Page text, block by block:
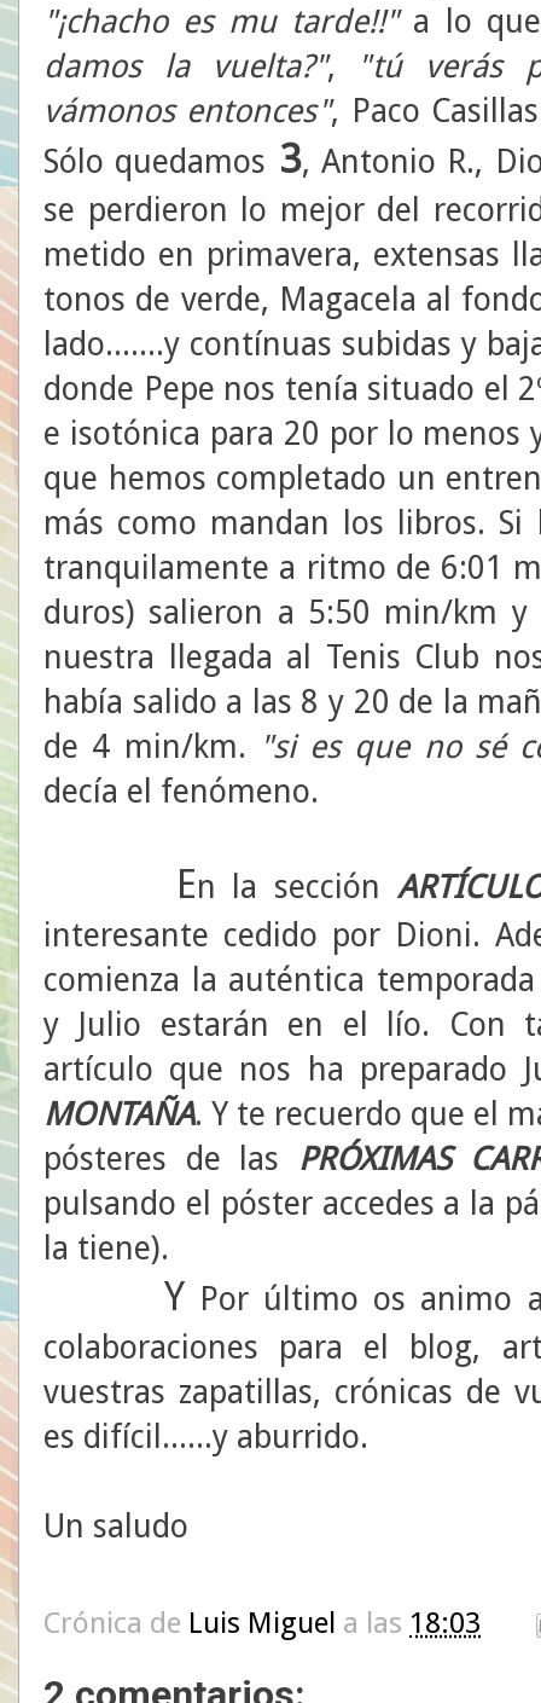
"¡chacho es mu tarde!!"a lo que
damos la
vuelta?", "tú verás
vámonos entonces", Paco
Sólo quedamos 3, Antonio R.,
se perdieron lo mejor del
metido en primavera, extensas
tonos de verde, Magacela al
lado.......y contínuas subidas y
donde Pepe nos tenía situado el
e isotónica para 20 por lo menos
que hemos completado un
más como mandan los libros.
tranquilamente a ritmo de 6:01
duros) salieron a 5:50 min/km
nuestra llegada al Tenis Club
había salido a las 8 y 20 de la
de 4 min/km. "si es que no sé
decía el fenómeno.
En la sección
interesante cedido por Dioni.
comienza la auténtica
y Julio estarán en el lío. Con
artículo que nos ha preparado
MONTAÑA. Y te recuerdo que el
pósteres de las PRÓXIMAS
pulsando el póster accedes a la
la tiene).
Y Por último os animo
colaboraciones para el blog,
vuestras zapatillas, crónicas de
es difícil......y aburrido.
Un saludo
Crónica de Luis Miguel a las 18:03